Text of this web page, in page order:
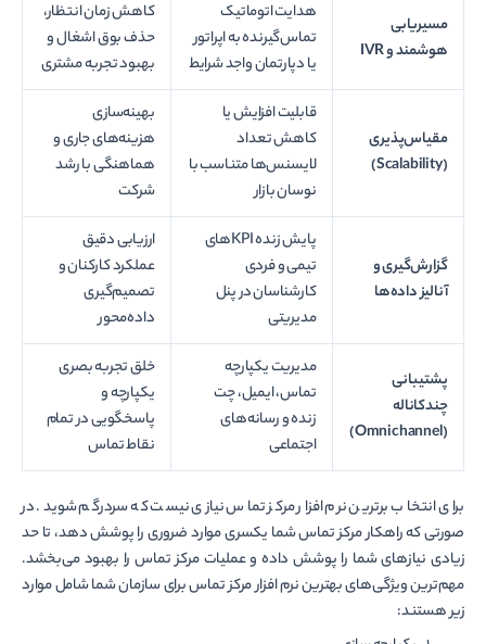
مسیریابی
هوشمند وIVR
هدایت اتوماتیک
تماس‌گیرنده به اپراتور
یا دپارتمان واجد شرایط
کاهش زمان انتظار،
حذف بوق اشغال و
بهبود تجربه مشتری
مقیاس‌پذیری
(Scalability)
قابلیت افزایش یا
کاهش تعداد
لایسنس‌ها متناسب با
نوسان بازار
بهینه‌سازی
هزینه‌های جاری و
هماهنگی با رشد
شرکت
گزارش‌گیری و
آنالیز داده‌ها
پایش زنده KPIهای
تیمی و فردی
کارشناسان در پنل
مدیریتی
ارزیابی دقیق
عملکرد کارکنان و
تصمیم‌گیری
داده‌محور
پشتیبانی
چندکاناله
(Omnichannel)
مدیریت یکپارچه
تماس، ایمیل، چت
زنده و رسانه‌های
اجتماعی
خلق تجربه بصری
یکپارچه و
پاسخگویی در تمام
نقاط تماس
برای انتخاب برترین نرم افزار مرکز تماس نیازی نیست که سردرگم شوید. در
صورتی که راهکار مرکز تماس شما یکسری موارد ضروری را پوشش دهد، تا حد
زیادی نیازهای شما را پوشش داده و عملیات مرکز تماس را بهبود می‌­بخشد.
مهم‌ترین ویژگی­‌های بهترین نرم افزار مرکز تماس برای سازمان شما شامل موارد
زیر هستند: